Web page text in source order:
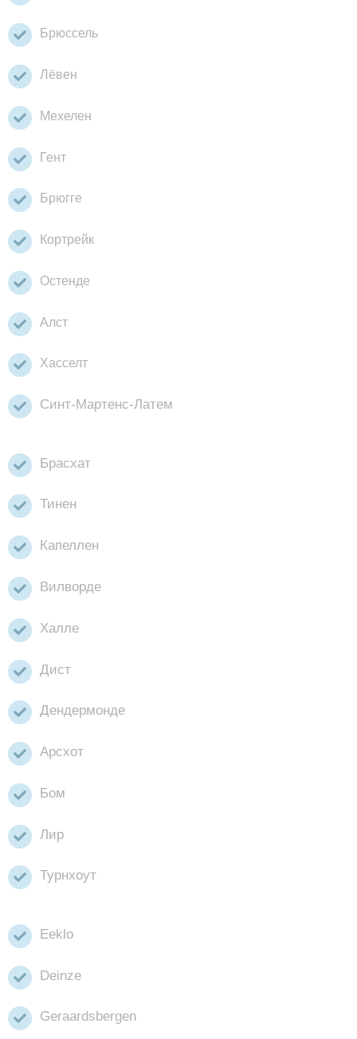
Брюссель
Лёвен
Мехелен
Гент
Брюгге
Кортрейк
Остенде
Алст
Хасселт
Синт-Мартенс-Латем
Брасхат
Тинен
Капеллен
Вилворде
Халле
Дист
Дендермонде
Арсхот
Бом
Лир
Турнхоут
Eeklo
Deinze
Geraardsbergen